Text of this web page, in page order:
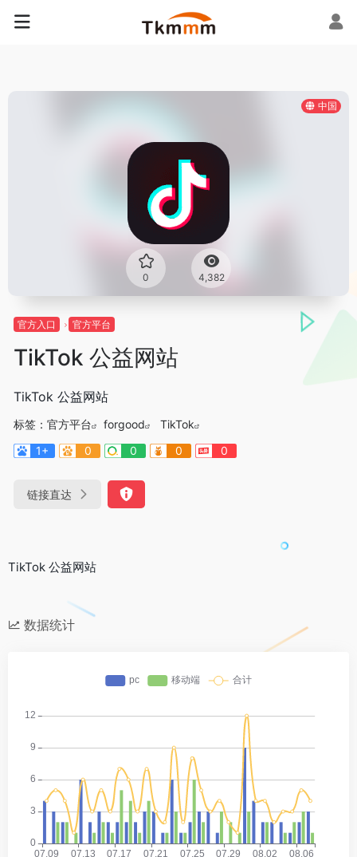
中国
0 4,382
官方入口 官方平台
TikTok 公益网站
TikTok 公益网站
标签： 官方平台 forgood
TikTok
1+
0 0 0 0
链接直达
TikTok 公益网站
数据统计